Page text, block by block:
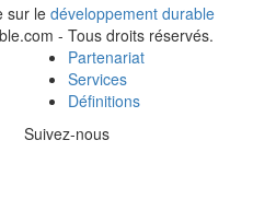
sur le développement durable
- Tous droits réservés.
Partenariat
Services
Définitions
Suivez-nous